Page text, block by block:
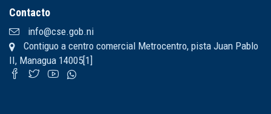
Contacto
info@cse.gob.ni
Contiguo a centro comercial Metrocentro, pista Juan Pablo
II, Managua 14005[1]